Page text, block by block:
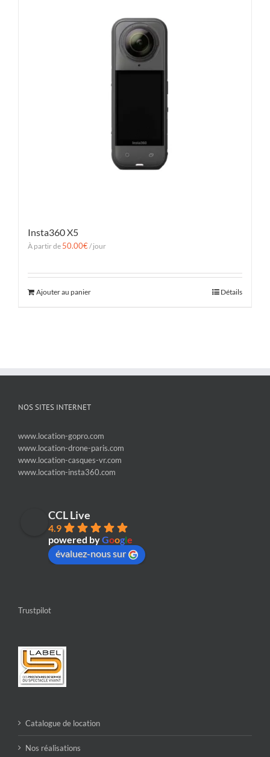
Insta360 X5
À partir de 50.00€/ jour
Ajouter au panier Détails
NOS SITES INTERNET
www.location-gopro.com
www.location-drone-paris.com
www.location-casques-vr.com
www.location-insta360.com
CCL Live
4.9
powered byGoogle
évaluez-nous sur
Trustpilot
Catalogue de location
Nos réalisations